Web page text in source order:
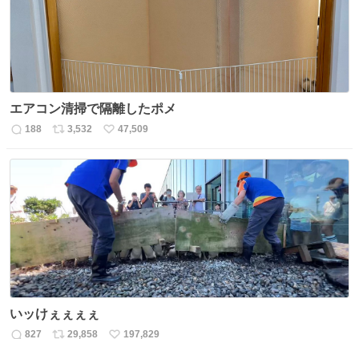
エアコン清掃で隔離したポメ
返
188
リ
数
3,532
い
ね
数
47,509
いッけぇぇぇぇ
827 29,858 197,829